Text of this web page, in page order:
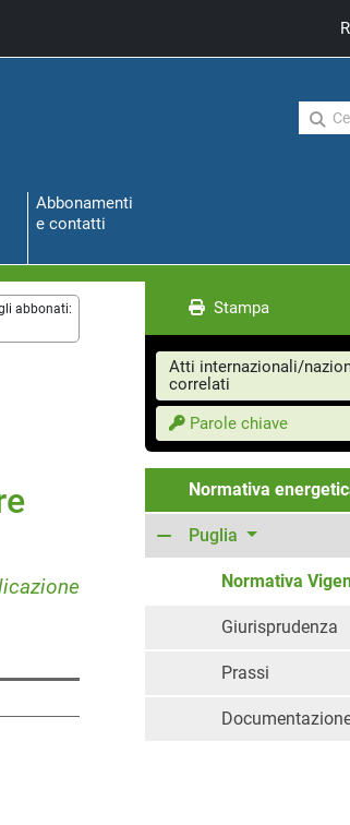
Abbonamenti
e contatti
abbonati: Stampa
Atti internazionali/
correlati
Parole chiave
Normativa
Puglia
Normativa
Giurisprudenza
Prassi